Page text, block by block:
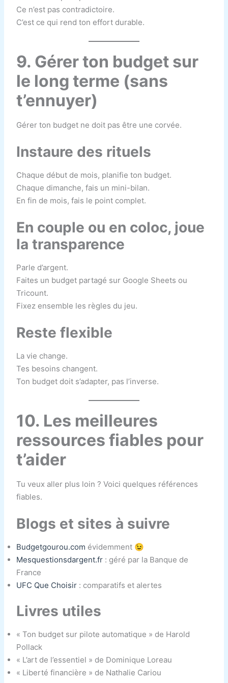
Ce n’est pas contradictoire.
C’est ce qui rend ton effort durable.
9. Gérer ton budget sur
le long terme (sans
t’ennuyer)
Gérer ton budget ne doit pas être une corvée.
Instaure des rituels
Chaque début de mois, planifie ton budget.
Chaque dimanche, fais un mini-bilan.
En fin de mois, fais le point complet.
En couple ou en coloc, joue
la transparence
Parle d’argent.
Faites un budget partagé sur Google Sheets ou
Tricount.
Fixez ensemble les règles du jeu.
Reste flexible
La vie change.
Tes besoins changent.
Ton budget doit s’adapter, pas l’inverse.
10. Les meilleures
ressources fiables pour
t’aider
Tu veux aller plus loin ? Voici quelques références
fiables.
Blogs et sites à suivre
Budgetgourou.com évidemment 😉
Mesquestionsdargent.fr : géré par la Banque de
France
UFC Que Choisir : comparatifs et alertes
Livres utiles
« Ton budget sur pilote automatique » de Harold
Pollack
« L’art de l’essentiel » de Dominique Loreau
« Liberté financière » de Nathalie Cariou